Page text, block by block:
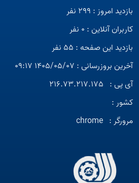
بازدید امروز : 299 نفر
کاربران آنلاین : 0 نفر
بازدید این صفحه : 55 نفر
آخرین بروزرسانی : 1405/05/07 09:17
آی پی : 216.73.217.175
کشور :
مرورگر : chrome